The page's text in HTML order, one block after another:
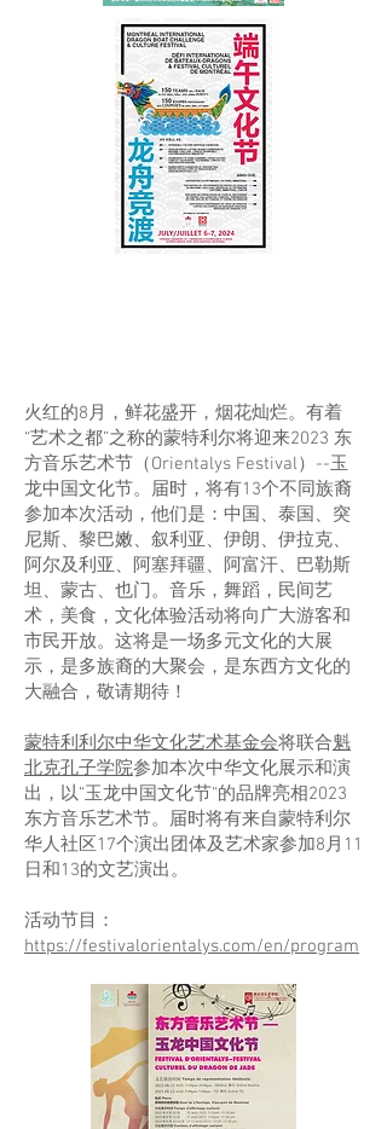
火红的8月，鲜花盛开，烟花灿烂。有着
“艺术之都”之称的蒙特利尔将迎来2023 东
方音乐艺术节（Orientalys Festival）--玉
龙中国文化节。届时，将有13个不同族裔
参加本次活动，他们是：中国、泰国、突
尼斯、黎巴嫩、叙利亚、伊朗、伊拉克、
阿尔及利亚、阿塞拜疆、阿富汗、巴勒斯
坦、蒙古、也门。音乐，舞蹈，民间艺
术，美食，文化体验活动将向广大游客和
市民开放。这将是一场多元文化的大展
示，是多族裔的大聚会，是东西方文化的
大融合，敬请期待！
蒙特利利尔中华文化艺术基金会将联合魁
北克孔子学院参加本次中华文化展示和演
出，以“玉龙中国文化节“的品牌亮相2023
东方音乐艺术节。届时将有来自蒙特利尔
华人社区17个演出团体及艺术家参加8月11
日和13的文艺演出。
​活动节目：
https://festivalorientalys.com/en/program